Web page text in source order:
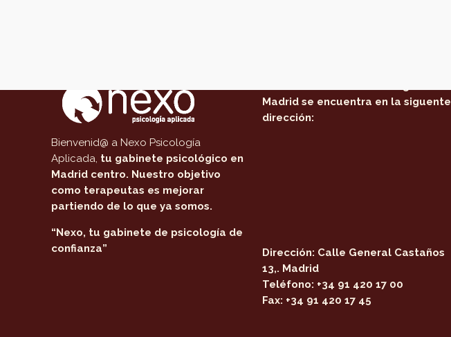
Bienvenid@ a Nexo Psicología
Aplicada, tu gabinete psicológico en
Madrid centro. Nuestro objetivo
como terapeutas es mejorar
partiendo de lo que ya somos.
“Nexo, tu gabinete de psicología de
confianza”
Madrid se encuentra en la siguente
dirección:
Dirección: Calle General Castaños
13,. Madrid
Teléfono: +34 91 420 17 00
Fax: +34 91 420 17 45